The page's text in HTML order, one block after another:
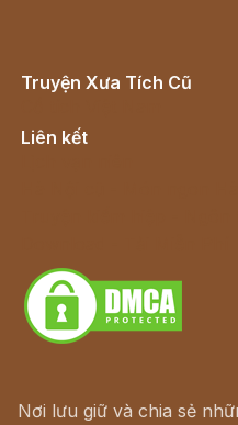
Truyện Xưa Tích Cũ
Liên kết
Nơi lưu giữ và chia sẻ